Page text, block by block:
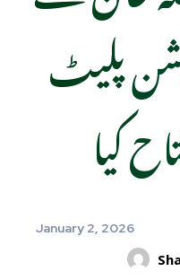
پلیٹ
کیا
January 2, 2026